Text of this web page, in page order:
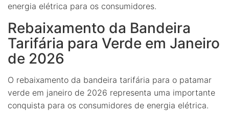
energia elétrica para os consumidores.
Rebaixamento da Bandeira
Tarifária para Verde em Janeiro
de 2026
O rebaixamento da bandeira tarifária para o patamar
verde em janeiro de 2026 representa uma importante
conquista para os consumidores de energia elétrica.